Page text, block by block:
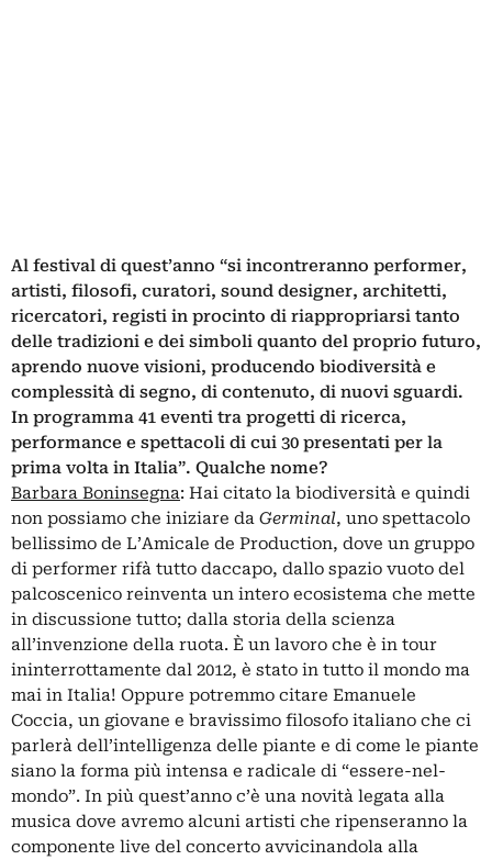
Al festival di quest’anno “si incontreranno performer,
artisti, filosofi, curatori, sound designer, architetti,
ricercatori, registi in procinto di riappropriarsi tanto
delle tradizioni e dei simboli quanto del proprio futuro,
aprendo nuove visioni, producendo biodiversità e
complessità di segno, di contenuto, di nuovi sguardi.
In programma 41 eventi tra progetti di ricerca,
performance e spettacoli di cui 30 presentati per la
prima volta in Italia”. Qualche nome?
Barbara Boninsegna: Hai citato la biodiversità e quindi
non possiamo che iniziare da Germinal, uno spettacolo
bellissimo de L’Amicale de Production, dove un gruppo
di performer rifà tutto daccapo, dallo spazio vuoto del
palcoscenico reinventa un intero ecosistema che mette
in discussione tutto; dalla storia della scienza
all’invenzione della ruota. È un lavoro che è in tour
ininterrottamente dal 2012, è stato in tutto il mondo ma
mai in Italia! Oppure potremmo citare Emanuele
Coccia, un giovane e bravissimo filosofo italiano che ci
parlerà dell’intelligenza delle piante e di come le piante
siano la forma più intensa e radicale di “essere-nel-
mondo”. In più quest’anno c’è una novità legata alla
musica dove avremo alcuni artisti che ripenseranno la
componente live del concerto avvicinandola alla